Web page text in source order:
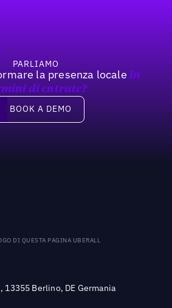
PARLIAMO
la presenza locale In
di entrate?
a demo
BOOK A DEMO
DI QUESTA PAGINA UBERALL
13355 Berlino, DE Germania